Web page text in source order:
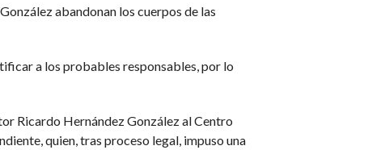
abandonan los cuerpos de las
a los probables responsables, por lo
Ricardo Hernández González al Centro
quien, tras proceso legal, impuso una